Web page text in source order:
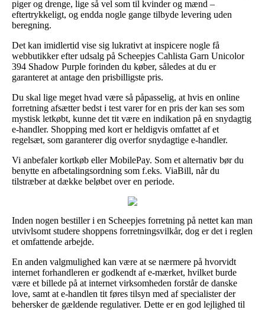
piger og drenge, lige så vel som til kvinder og mænd –
eftertrykkeligt, og endda nogle gange tilbyde levering uden
beregning.
Det kan imidlertid vise sig lukrativt at inspicere nogle få
webbutikker efter udsalg på Scheepjes Cahlista Garn Unicolor
394 Shadow Purple forinden du køber, således at du er
garanteret at antage den prisbilligste pris.
Du skal lige meget hvad være så påpasselig, at hvis en online
forretning afsætter bedst i test varer for en pris der kan ses som
mystisk letkøbt, kunne det tit være en indikation på en snydagtig
e-handler. Shopping med kort er heldigvis omfattet af et
regelsæt, som garanterer dig overfor snydagtige e-handler.
Vi anbefaler kortkøb eller MobilePay. Som et alternativ bør du
benytte en afbetalingsordning som f.eks. ViaBill, når du
tilstræber at dække beløbet over en periode.
Inden nogen bestiller i en Scheepjes forretning på nettet kan man
utvivlsomt studere shoppens forretningsvilkår, dog er det i reglen
et omfattende arbejde.
En anden valgmulighed kan være at se nærmere på hvorvidt
internet forhandleren er godkendt af e-mærket, hvilket burde
være et billede på at internet virksomheden forstår de danske
love, samt at e-handlen tit føres tilsyn med af specialister der
behersker de gældende regulativer. Dette er en god lejlighed til